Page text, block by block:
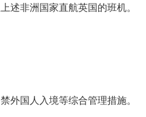
述非洲国家直航英国的班机。
外国人入境等综合管理措施。